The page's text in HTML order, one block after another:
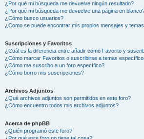
¿Por qué mi búsqueda me devuelve ningún resultado?
¿Por qué mi búsqueda me devuelve una página en
¿Cómo busco usuarios?
¿Como se puede encontrar mis propios mensajes y
Suscripciones y Favoritos
¿Cuál es la diferencia entre añadir como Favorito y
¿Cómo marcar Favoritos o suscribirse a temas
¿Cómo me suscribo a un foro específico?
¿Cómo borro mis suscripciones?
Archivos Adjuntos
¿Qué archivos adjuntos son permitidos en este foro?
¿Cómo encuentro todos mis archivos adjuntos?
Acerca de phpBB
¿Quién programó este foro?